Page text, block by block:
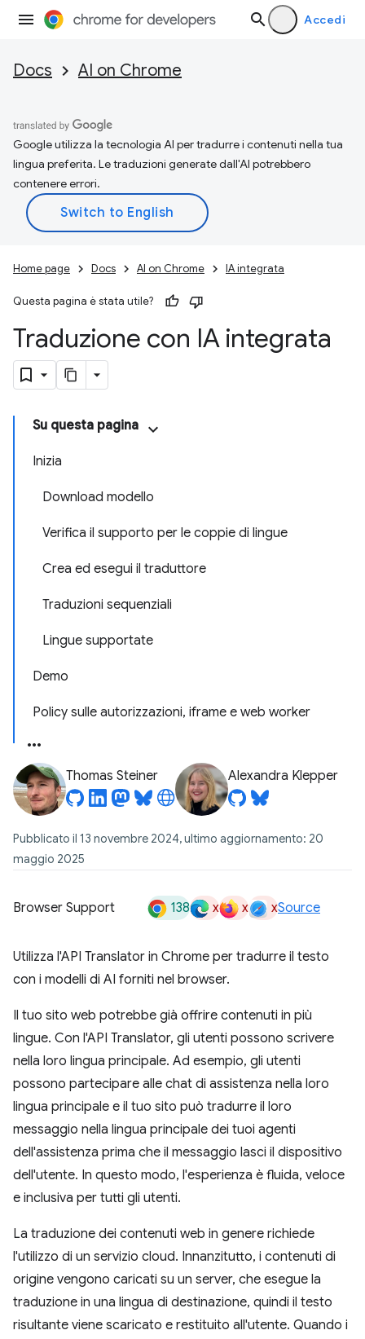
Accedi
Docs AI on Chrome
Google utilizza la tecnologia AI per tradurre i contenuti nella tua
lingua preferita. Le traduzioni generate dall'AI potrebbero
contenere errori.
Home page Docs AI on Chrome IA integrata
Questa pagina è stata utile?
Traduzione con IA integrata
Su questa pagina
Inizia
Download modello
Verifica il supporto per le coppie di lingue
Crea ed esegui il traduttore
Traduzioni sequenziali
Lingue supportate
Demo
Policy sulle autorizzazioni, iframe e web worker
Thomas Steiner Alexandra Klepper
Pubblicato il 13 novembre 2024, ultimo aggiornamento: 20
maggio 2025
Browser Support 138 x x xSource
Utilizza l'API Translator in Chrome per tradurre il testo
con i modelli di AI forniti nel browser.
Il tuo sito web potrebbe già offrire contenuti in più
lingue. Con l'API Translator, gli utenti possono scrivere
nella loro lingua principale. Ad esempio, gli utenti
possono partecipare alle chat di assistenza nella loro
lingua principale e il tuo sito può tradurre il loro
messaggio nella lingua principale dei tuoi agenti
dell'assistenza prima che il messaggio lasci il dispositivo
dell'utente. In questo modo, l'esperienza è fluida, veloce
e inclusiva per tutti gli utenti.
La traduzione dei contenuti web in genere richiede
l'utilizzo di un servizio cloud. Innanzitutto, i contenuti di
origine vengono caricati su un server, che esegue la
traduzione in una lingua di destinazione, quindi il testo
risultante viene scaricato e restituito all'utente. Quando i